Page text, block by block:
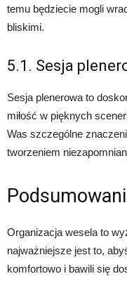
temu będziecie mogli
bliskimi.
5.1. Sesja
Sesja plenerowa to
miłość w pięknych
Was szczególne
tworzeniem
Organizacja wesela to
najważniejsze jest to,
komfortowo i bawili się